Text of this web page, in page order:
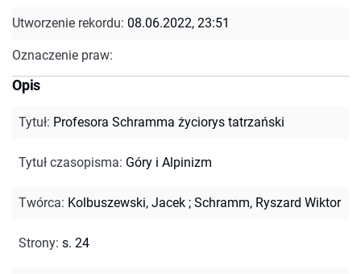
Utworzenie rekordu: 08.06.2022, 23:51
Oznaczenie praw:
Opis
Tytuł: Profesora Schramma życiorys tatrzański
Tytuł czasopisma: Góry i Alpinizm
Twórca: Kolbuszewski, Jacek ; Schramm, Ryszard Wiktor
Strony: s. 24